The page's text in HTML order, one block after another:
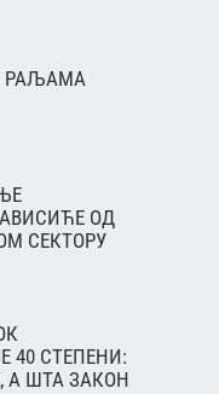
РАЉАМА
ОД
СЕКТОРУ
40 СТЕПЕНИ:
А ШТА ЗАКОН